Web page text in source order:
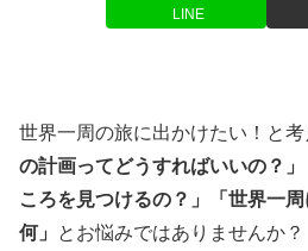
LINE
世界一周の旅に出かけたい！と
の計画ってどうすればいいの？
ころを見つけるの？」「世界一
何」
とお悩みではありませんか？